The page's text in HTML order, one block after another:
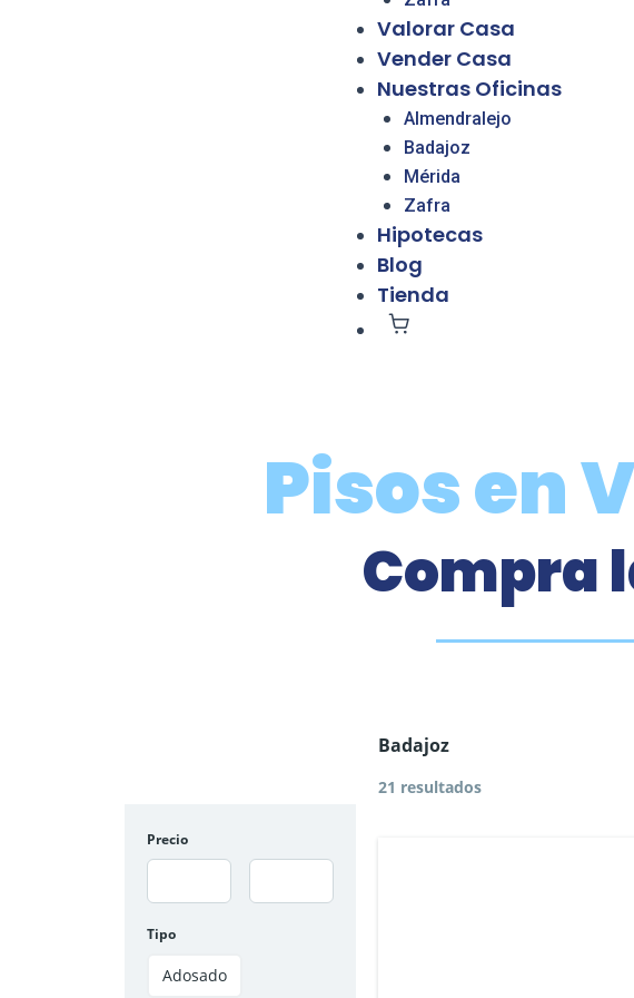
Valorar Casa
Vender Casa
Nuestras Oficinas
Almendralejo
Badajoz
Mérida
Zafra
Hipotecas
Blog
Tienda
Pisos en
Compra
Precio
Tipo
Adosado
Badajoz
21 resultados